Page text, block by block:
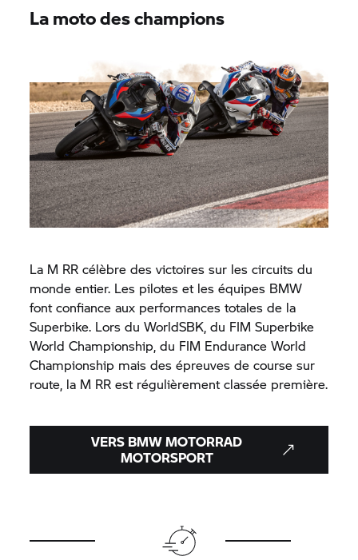
La moto des champions
La M RR célèbre des victoires sur les circuits du
monde entier. Les pilotes et les équipes BMW
font confiance aux performances totales de la
Superbike. Lors du WorldSBK, du FIM Superbike
World Championship, du FIM Endurance World
Championship mais des épreuves de course sur
route, la M RR est régulièrement classée première.
VERS BMW MOTORRAD
MOTORSPORT